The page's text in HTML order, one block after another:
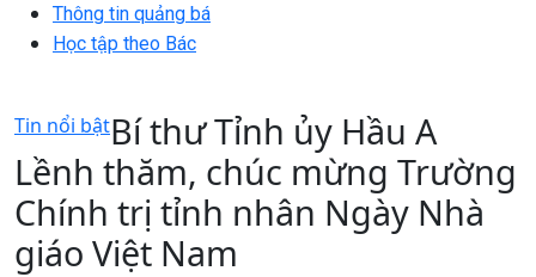
Thông tin quảng bá
Học tập theo Bác
Tin nổi bậtBí thư Tỉnh ủy Hầu A
Lềnh thăm, chúc mừng Trường
Chính trị tỉnh nhân Ngày Nhà
giáo Việt Nam